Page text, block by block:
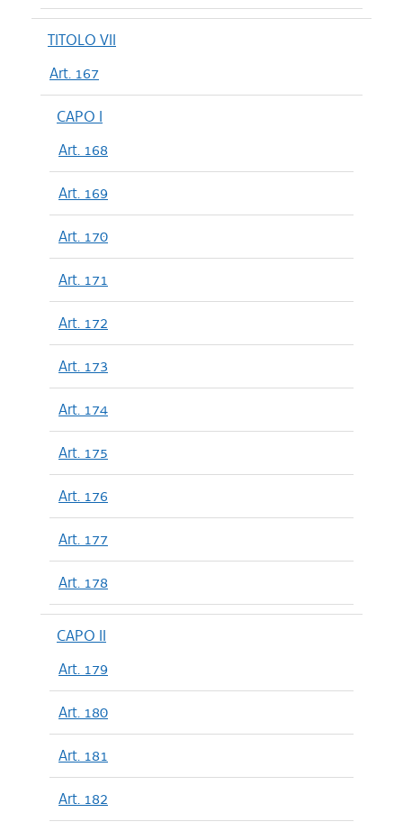
TITOLO VII
Art. 167
CAPO I
Art. 168
Art. 169
Art. 170
Art. 171
Art. 172
Art. 173
Art. 174
Art. 175
Art. 176
Art. 177
Art. 178
CAPO II
Art. 179
Art. 180
Art. 181
Art. 182